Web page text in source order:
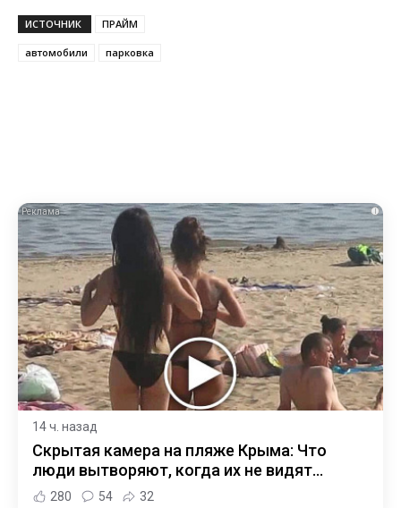
ИСТОЧНИК ПРАЙМ
автомобили парковка
i
14 ч. назад
Скрытая камера на пляже Крыма: Что
люди вытворяют, когда их не видят...
280 54 32